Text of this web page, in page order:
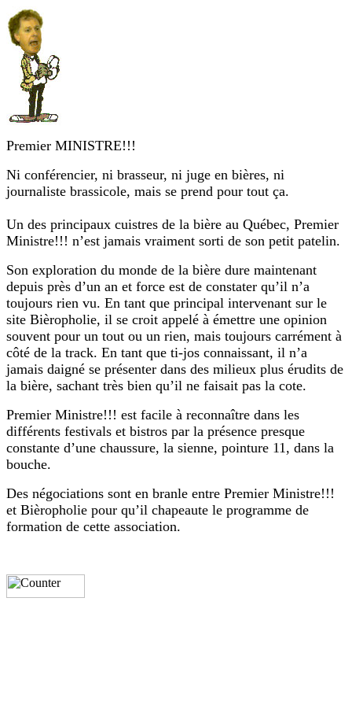
Premier MINISTRE!!!
Ni conférencier, ni brasseur, ni juge en bières, ni
journaliste brassicole, mais se prend pour tout ça.
Un des principaux cuistres de la bière au Québec, Premier
Ministre!!! n’est jamais vraiment sorti de son petit patelin.
Son exploration du monde de la bière dure maintenant
depuis près d’un an et force est de constater qu’il n’a
toujours rien vu. En tant que principal intervenant sur le
site Bièropholie, il se croit appelé à émettre une opinion
souvent pour un tout ou un rien, mais toujours carrément à
côté de la track. En tant que ti-jos connaissant, il n’a
jamais daigné se présenter dans des milieux plus érudits de
la bière, sachant très bien qu’il ne faisait pas la cote.
Premier Ministre!!! est facile à reconnaître dans les
différents festivals et bistros par la présence presque
constante d’une chaussure, la sienne, pointure 11, dans la
bouche.
Des négociations sont en branle entre Premier Ministre!!!
et Bièropholie pour qu’il chapeaute le programme de
formation de cette association.